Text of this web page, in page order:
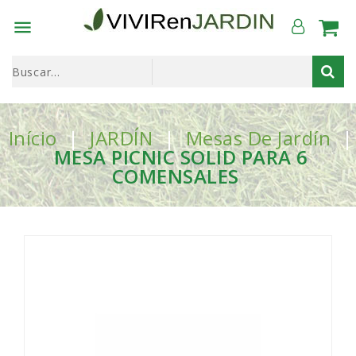

Início JARDÍN Mesas De Jardín
MESA PICNIC SOLID PARA 6
COMENSALES